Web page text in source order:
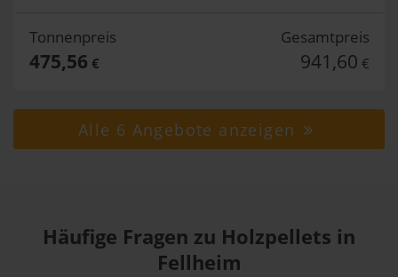
Tonnenpreis
475,56 €
Gesamtpreis
941,60 €
Alle 6 Angebote anzeigen
Häufige Fragen zu Holzpellets in
Fellheim